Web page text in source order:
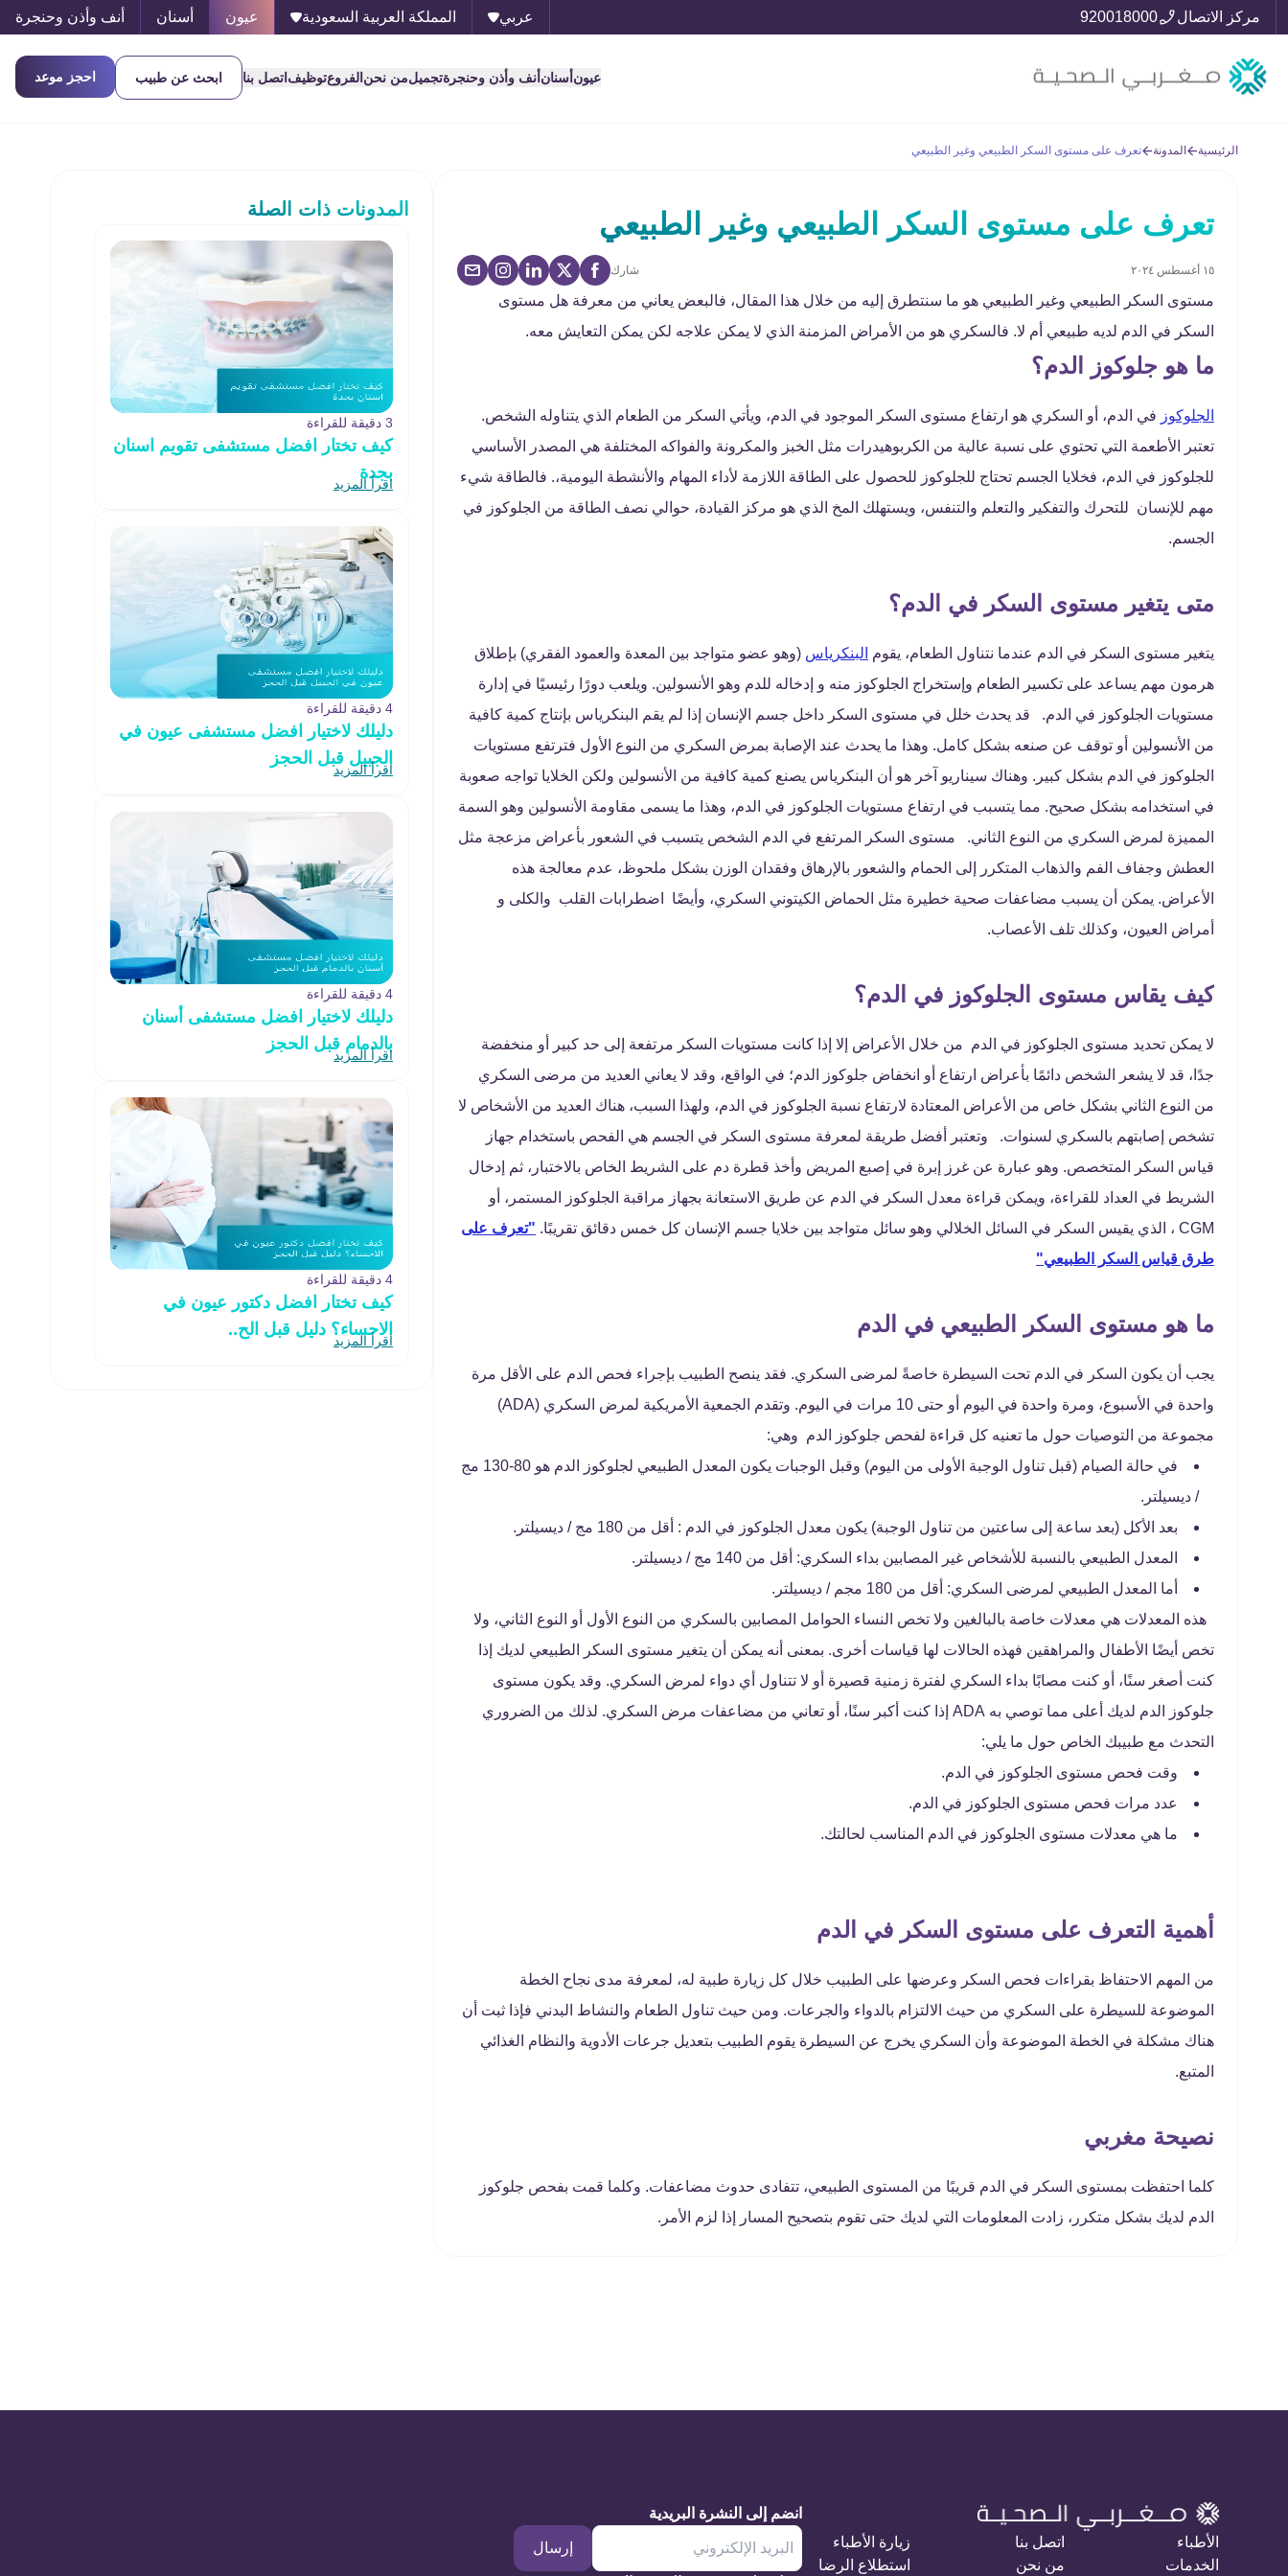
مركز الاتصال 920018000 عربي المملكة العربية السعودية عيون أسنان أنف وأذن وحنجرة
عيون أسنان أنف وأذن وحنجرةتجميلمن نحن الفروعتوظيف اتصل بنا ابحث عن طبيب احجز موعد
الرئيسية المدونة تعرف على مستوى السكر الطبيعي وغير الطبيعي
تعرف على مستوى السكر الطبيعي وغير الطبيعي
١٥ أغسطس ٢٠٢٤ شارك
مستوى السكر الطبيعي وغير الطبيعي هو ما سنتطرق إليه من خلال هذا المقال، فالبعض يعاني من معرفة هل مستوى
السكر في الدم لديه طبيعي أم لا. فالسكري هو من الأمراض المزمنة الذي لا يمكن علاجه لكن يمكن التعايش معه.
ما هو جلوكوز الدم؟
الجلوكوز في الدم، أو السكري هو ارتفاع مستوى السكر الموجود في الدم، ويأتي السكر من الطعام الذي يتناوله الشخص.
تعتبر الأطعمة التي تحتوي على نسبة عالية من الكربوهيدرات مثل الخبز والمكرونة والفواكه المختلفة هي المصدر الأساسي
للجلوكوز في الدم، فخلايا الجسم تحتاج للجلوكوز للحصول على الطاقة اللازمة لأداء المهام والأنشطة اليومية،. فالطاقة شيء
مهم للإنسان للتحرك والتفكير والتعلم والتنفس، ويستهلك المخ الذي هو مركز القيادة، حوالي نصف الطاقة من الجلوكوز في
الجسم.
متى يتغير مستوى السكر في الدم؟
يتغير مستوى السكر في الدم عندما نتناول الطعام، يقوم البنكرياس (وهو عضو متواجد بين المعدة والعمود الفقري) بإطلاق
هرمون مهم يساعد على تكسير الطعام وإستخراج الجلوكوز منه و إدخاله للدم وهو الأنسولين. ويلعب دورًا رئيسيًا في إدارة
مستويات الجلوكوز في الدم. قد يحدث خلل في مستوى السكر داخل جسم الإنسان إذا لم يقم البنكرياس بإنتاج كمية كافية
من الأنسولين أو توقف عن صنعه بشكل كامل. وهذا ما يحدث عند الإصابة بمرض السكري من النوع الأول فترتفع مستويات
الجلوكوز في الدم بشكل كبير. وهناك سيناريو آخر هو أن البنكرياس يصنع كمية كافية من الأنسولين ولكن الخلايا تواجه صعوبة
في استخدامه بشكل صحيح. مما يتسبب في ارتفاع مستويات الجلوكوز في الدم، وهذا ما يسمى مقاومة الأنسولين وهو السمة
المميزة لمرض السكري من النوع الثاني. مستوى السكر المرتفع في الدم الشخص يتسبب في الشعور بأعراض مزعجة مثل
العطش وجفاف الفم والذهاب المتكرر إلى الحمام والشعور بالإرهاق وفقدان الوزن بشكل ملحوظ، عدم معالجة هذه
الأعراض. يمكن أن يسبب مضاعفات صحية خطيرة مثل الحماض الكيتوني السكري، وأيضًا اضطرابات القلب والكلى و
أمراض العيون، وكذلك تلف الأعصاب.
كيف يقاس مستوى الجلوكوز في الدم؟
لا يمكن تحديد مستوى الجلوكوز في الدم من خلال الأعراض إلا إذا كانت مستويات السكر مرتفعة إلى حد كبير أو منخفضة
جدًا، قد لا يشعر الشخص دائمًا بأعراض ارتفاع أو انخفاض جلوكوز الدم؛ في الواقع، وقد لا يعاني العديد من مرضى السكري
من النوع الثاني بشكل خاص من الأعراض المعتادة لارتفاع نسبة الجلوكوز في الدم، ولهذا السبب، هناك العديد من الأشخاص لا
تشخص إصابتهم بالسكري لسنوات. وتعتبر أفضل طريقة لمعرفة مستوى السكر في الجسم هي الفحص باستخدام جهاز
قياس السكر المتخصص. وهو عبارة عن غرز إبرة في إصبع المريض وأخذ قطرة دم على الشريط الخاص بالاختبار، ثم إدخال
الشريط في العداد للقراءة، ويمكن قراءة معدل السكر في الدم عن طريق الاستعانة بجهاز مراقبة الجلوكوز المستمر، أو
CGM ، الذي يقيس السكر في السائل الخلالي وهو سائل متواجد بين خلايا جسم الإنسان كل خمس دقائق تقريبًا.
"تعرف على
طرق قياس السكر الطبيعي"
ما هو مستوى السكر الطبيعي في الدم
يجب أن يكون السكر في الدم تحت السيطرة خاصةً لمرضى السكري. فقد ينصح الطبيب بإجراء فحص الدم على الأقل مرة
واحدة في الأسبوع، ومرة واحدة في اليوم أو حتى 10 مرات في اليوم. وتقدم الجمعية الأمريكية لمرض السكري (ADA)
مجموعة من التوصيات حول ما تعنيه كل قراءة لفحص جلوكوز الدم وهي:
في حالة الصيام (قبل تناول الوجبة الأولى من اليوم) وقبل الوجبات يكون المعدل الطبيعي لجلوكوز الدم هو 80-130 مج
/ ديسيلتر.
بعد الأكل (بعد ساعة إلى ساعتين من تناول الوجبة) يكون معدل الجلوكوز في الدم : أقل من 180 مج / ديسيلتر.
المعدل الطبيعي بالنسبة للأشخاص غير المصابين بداء السكري: أقل من 140 مج / ديسيلتر.
أما المعدل الطبيعي لمرضى السكري: أقل من 180 مجم / ديسيلتر.
هذه المعدلات هي معدلات خاصة بالبالغين ولا تخص النساء الحوامل المصابين بالسكري من النوع الأول أو النوع الثاني، ولا
تخص أيضًا الأطفال والمراهقين فهذه الحالات لها قياسات أخرى. بمعنى أنه يمكن أن يتغير مستوى السكر الطبيعي لديك إذا
كنت أصغر سنًا، أو كنت مصابًا بداء السكري لفترة زمنية قصيرة أو لا تتناول أي دواء لمرض السكري. وقد يكون مستوى
جلوكوز الدم لديك أعلى مما توصي به ADA إذا كنت أكبر سنًا، أو تعاني من مضاعفات مرض السكري. لذلك من الضروري
التحدث مع طبيبك الخاص حول ما يلي:
وقت فحص مستوى الجلوكوز في الدم.
عدد مرات فحص مستوى الجلوكوز في الدم.
ما هي معدلات مستوى الجلوكوز في الدم المناسب لحالتك.
أهمية التعرف على مستوى السكر في الدم
من المهم الاحتفاظ بقراءات فحص السكر وعرضها على الطبيب خلال كل زيارة طبية له، لمعرفة مدى نجاح الخطة
الموضوعة للسيطرة على السكري من حيث الالتزام بالدواء والجرعات. ومن حيث تناول الطعام والنشاط البدني فإذا ثبت أن
هناك مشكلة في الخطة الموضوعة وأن السكري يخرج عن السيطرة يقوم الطبيب بتعديل جرعات الأدوية والنظام الغذائي
المتبع.
نصيحة مغربي
كلما احتفظت بمستوى السكر في الدم قريبًا من المستوى الطبيعي، تتفادى حدوث مضاعفات. وكلما قمت بفحص جلوكوز
الدم لديك بشكل متكرر، زادت المعلومات التي لديك حتى تقوم بتصحيح المسار إذا لزم الأمر.
المدونات ذات الصلة
3 دقيقة للقراءة
كيف تختار افضل مستشفى تقويم اسنان
بجدة
اقرأ المزيد
4 دقيقة للقراءة
دليلك لاختيار افضل مستشفى عيون في
الجبيل قبل الحجز
اقرأ المزيد
4 دقيقة للقراءة
دليلك لاختيار افضل مستشفى أسنان
بالدمام قبل الحجز
اقرأ المزيد
4 دقيقة للقراءة
كيف تختار افضل دكتور عيون في
الاحساء؟ دليل قبل الح..
اقرأ المزيد
الأطباء
الخدمات
اتصل بنا
من نحن
زيارة الأطباء
استطلاع الرضا
انضم إلى النشرة البريدية
إرسال